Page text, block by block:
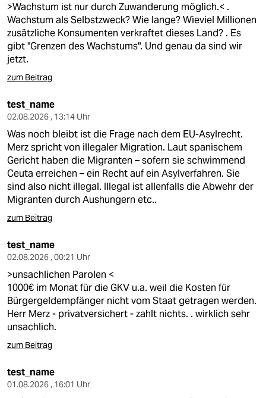
>Wachstum ist nur durch Zuwanderung möglich.< .
Wachstum als Selbstzweck? Wie lange? Wieviel Millionen
zusätzliche Konsumenten verkraftet dieses Land? . Es
gibt "Grenzen des Wachstums". Und genau da sind wir
jetzt.
zum Beitrag
test_name
02.08.2026 , 13:14 Uhr
Was noch bleibt ist die Frage nach dem EU-Asylrecht.
Merz spricht von illegaler Migration. Laut spanischem
Gericht haben die Migranten – sofern sie schwimmend
Ceuta erreichen – ein Recht auf ein Asylverfahren. Sie
sind also nicht illegal. Illegal ist allenfalls die Abwehr der
Migranten durch Aushungern etc..
zum Beitrag
test_name
02.08.2026 , 00:21 Uhr
>unsachlichen Parolen <
1000€ im Monat für die GKV u.a. weil die Kosten für
Bürgergeldempfänger nicht vom Staat getragen werden.
Herr Merz - privatversichert - zahlt nichts. . wirklich sehr
unsachlich.
zum Beitrag
test_name
01.08.2026 , 16:01 Uhr